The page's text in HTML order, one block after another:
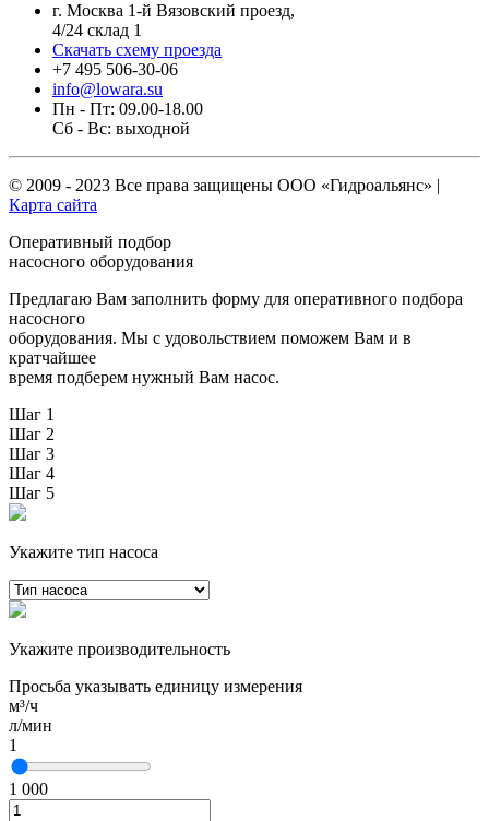
г. Москва 1-й Вязовский проезд,
4/24 склад 1
Скачать схему проезда
+7 495 506-30-06
info@lowara.su
Пн - Пт: 09.00-18.00
Сб - Вс: выходной
© 2009 - 2023 Все права защищены ООО «Гидроальянс» |
Карта сайта
Оперативный подбор
насосного оборудования
Предлагаю Вам заполнить форму для оперативного подбора
насосного
оборудования. Мы с удовольствием поможем Вам и в
кратчайшее
время подберем нужный Вам насос.
Шаг 1
Шаг 2
Шаг 3
Шаг 4
Шаг 5
Укажите тип насоса
Укажите производительность
Просьба указывать единицу измерения
м³/ч
л/мин
1
1 000